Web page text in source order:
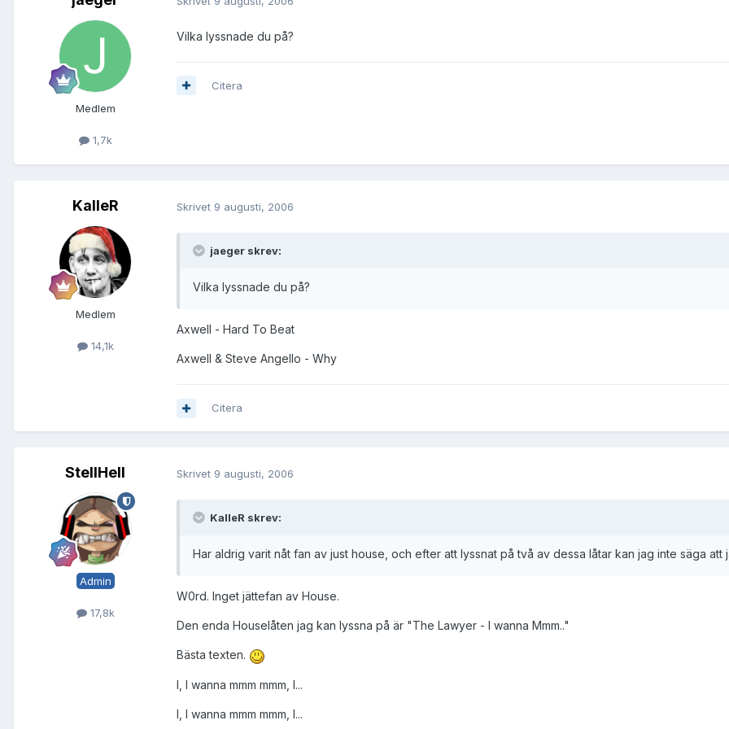
Medlem
1,7k
Vilka lyssnade du på?
Citera
KalleR
Medlem
14,1k
Skrivet 9 augusti, 2006
jaeger skrev:
Vilka lyssnade du på?
Axwell - Hard To Beat
Axwell & Steve Angello - Why
Citera
StellHell
Admin
17,8k
Skrivet 9 augusti, 2006
KalleR skrev:
Har aldrig varit nåt fan av just house, och efter att lyssnat på två av dessa låtar kan jag inte säga att
W0rd. Inget jättefan av House.
Den enda Houselåten jag kan lyssna på är "The Lawyer - I wanna Mmm.."
Bästa texten.
I, I wanna mmm mmm, I...
I, I wanna mmm mmm, I...